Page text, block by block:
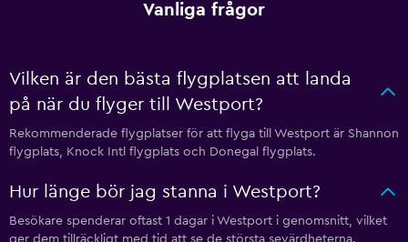
Vanliga frågor
Vilken är den bästa flygplatsen att landa
på när du flyger till Westport?
Rekommenderade flygplatser för att flyga till Westport är Shannon
flygplats, Knock Intl flygplats och Donegal flygplats.
Hur länge bör jag stanna i Westport?
Besökare spenderar oftast 1 dagar i Westport i genomsnitt, vilket
ger dem tillräckligt med tid att se de största sevärdheterna.